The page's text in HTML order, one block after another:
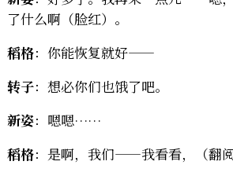
了什么啊（脸红）。
稻格：你能恢复就好——
转子：想必你们也饿了吧。
新姿：嗯嗯……
稻格：是啊，我们——我看看，（翻阅